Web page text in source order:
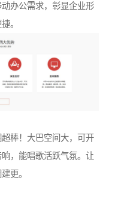
办公需求，彰显企业形
。
棒！大巴空间大，可开
，能唱歌活跃气氛。让
更。